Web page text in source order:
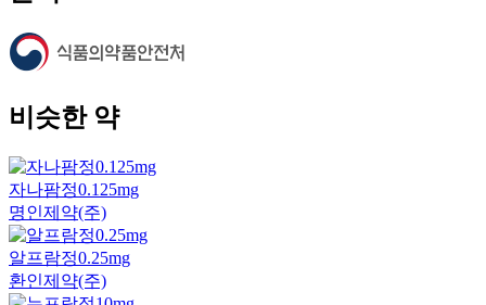
비슷한 약
자나팜정0.125mg
명인제약(주)
알프람정0.25mg
환인제약(주)